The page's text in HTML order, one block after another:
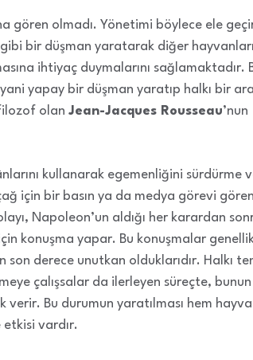
gören olmadı. Yönetimi böylece ele
bir düşman yaratarak diğer
ihtiyaç duymalarını sağlamaktadır.
yapay bir düşman yaratıp halkı bir
olan Jean-Jacques Rousseau’nun
kullanarak egemenliğini
için bir basın ya da medya görevi
Napoleon’un aldığı her karardan
konuşma yapar. Bu konuşmalar
derece unutkan olduklarıdır. Halkı
çalışsalar da ilerleyen süreçte,
verir. Bu durumun yaratılması hem
vardır.